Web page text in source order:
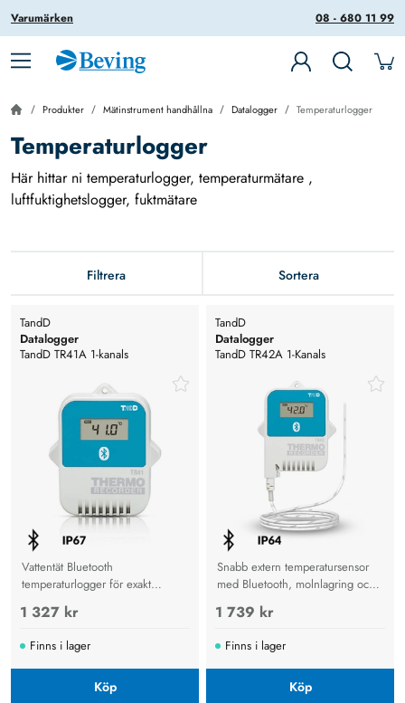
08 - 680 11 99
Varumärken
Produkter Mätinstrument handhållna Datalogger Temperaturlogger
Temperaturlogger
Här hittar ni temperaturlogger, temperaturmätare ,
luftfuktighetslogger, fuktmätare
Filtrera Sortera
TandD
Datalogger
TandD TR41A 1-kanals
sensor. bluetooth
Vattentät Bluetooth
temperaturlogger för exakt
övervakning, molnlagring och
rapportering i transport och lager.
1 327 kr
Finns i lager
Köp
TandD
Datalogger
TandD TR42A 1-Kanals
Sensor. Bluetooth
Snabb extern temperatursensor
med Bluetooth, molnlagring och
exakt övervakning för transport,
lager och industriella miljöer.
1 739 kr
Finns i lager
Köp